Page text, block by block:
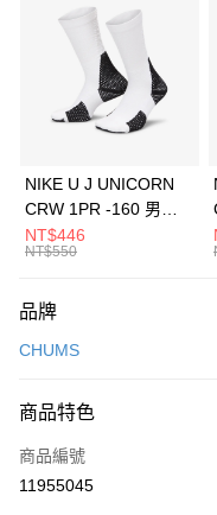
3 期 0 利率 每期
合作金庫商業銀行
華南商業銀行
上海商業儲蓄銀行
元大商業銀行
台灣樂天信用卡公司
Apple Pay
全盈+PAY
AFTEE先享後付
【關於「AFTEE先享後付」】
便利好安心！
３．安心：先確認商品／服務
【「AFTEE先享後付」結帳流
１．於結帳方式選擇「
運送方式
每筆NT$100，滿
宅配
每筆NT$100，滿
NIKE U J UNICORN
CRW 1PR -160 男女
中統襪 FZ3393100
NT$446
NT$550
品牌
CHUMS
商品特色
商品編號
11955045